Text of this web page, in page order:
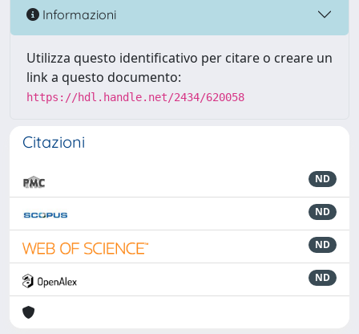
Informazioni
Utilizza questo identificativo per citare o creare un
link a questo documento:
https://hdl.handle.net/2434/620058
Citazioni
ND
ND
ND
ND